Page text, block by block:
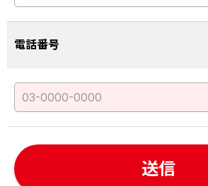
電話番号